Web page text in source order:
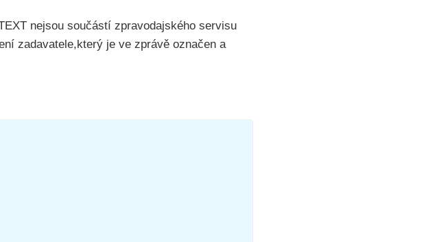
nejsou součástí zpravodajského servisu
zadavatele,který je ve zprávě označen a